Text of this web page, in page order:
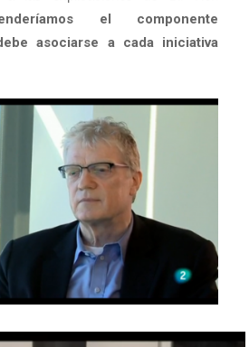
el componente
asociarse a cada iniciativa